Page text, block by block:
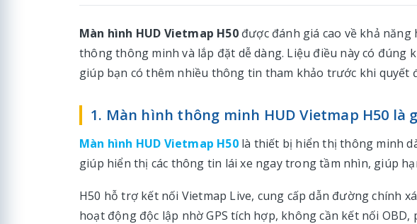
Màn hình HUD Vietmap H50được đánh giá cao về khả năng
thông thông minh và lắp đặt dễ dàng. Liệu điều này có đúng
giúp bạn có thêm nhiều thông tin tham khảo trước khi quyết
1. Màn hình thông minh HUD Vietmap H50 là
Màn hình HUD Vietmap H50là thiết bị hiển thị thông minh
giúp hiển thị các thông tin lái xe ngay trong tầm nhìn, giúp
H50 hỗ trợ kết nối Vietmap Live, cung cấp dẫn đường chính
hoạt động độc lập nhờ GPS tích hợp, không cần kết nối OBD,